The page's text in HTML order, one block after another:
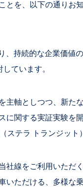
を、以下の通りお知
持続的な企業価値
ています。
軸としつつ、新た
に関する実証実験を
テラ トランジット
線をご利用いただ
いただける、多様な